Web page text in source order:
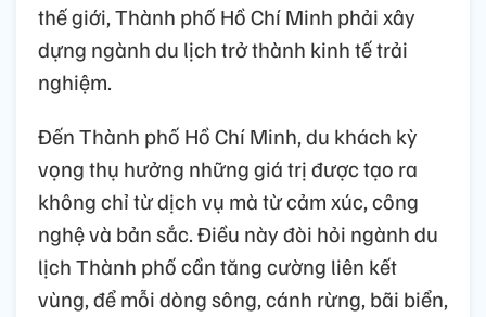
thế giới, Thành phố Hồ Chí Minh phải xây
dựng ngành du lịch trở thành kinh tế trải
nghiệm.
Đến Thành phố Hồ Chí Minh, du khách kỳ
vọng thụ hưởng những giá trị được tạo ra
không chỉ từ dịch vụ mà từ cảm xúc, công
nghệ và bản sắc. Điều này đòi hỏi ngành du
lịch Thành phố cần tăng cường liên kết
vùng, để mỗi dòng sông, cánh rừng, bãi biển,